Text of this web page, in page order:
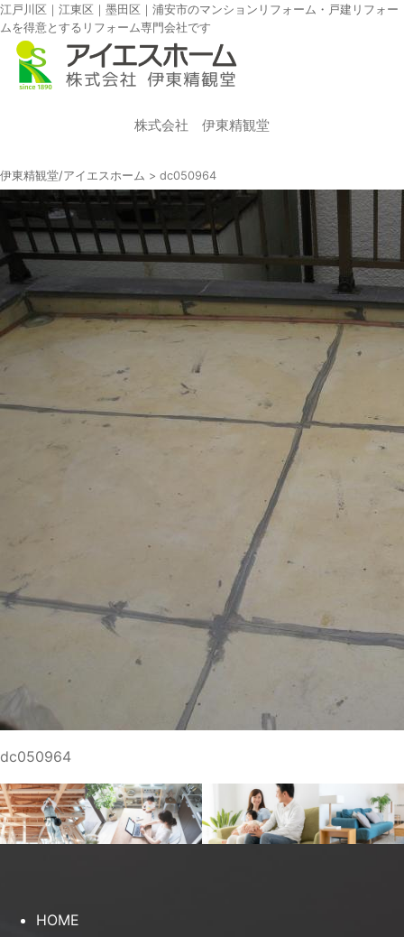
江戸川区｜江東区｜墨田区｜浦安市のマンションリフォーム・戸建リフォー
ムを得意とするリフォーム専門会社です
株式会社 伊東精観堂
伊東精観堂/アイエスホーム > dc050964
dc050964
HOME